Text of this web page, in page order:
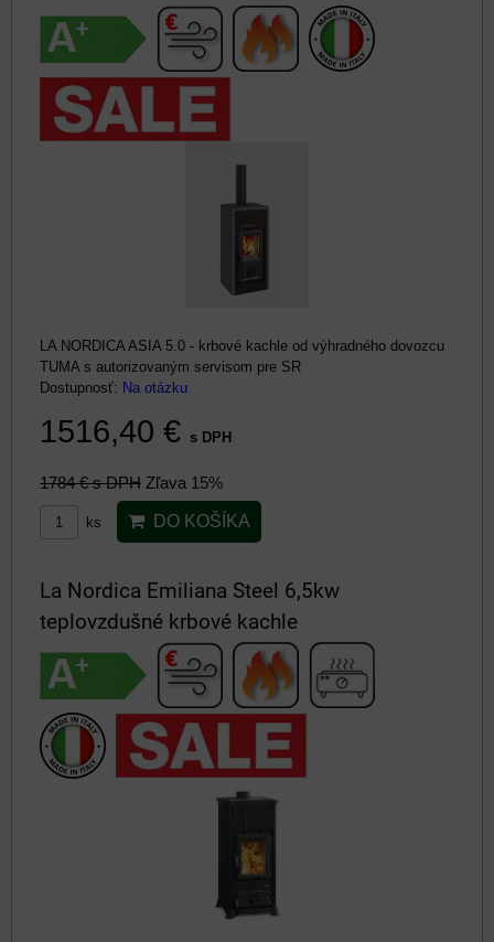
LA NORDICA ASIA 5.0 - krbové kachle od výhradného dovozcu
TUMA s autorizovaným servisom pre SR
Dostupnosť: Na otázku
1516,40 € s DPH
1784 €s DPH Zľava 15%
ks DO KOŠÍKA
La Nordica Emiliana Steel 6,5kw
teplovzdušné krbové kachle